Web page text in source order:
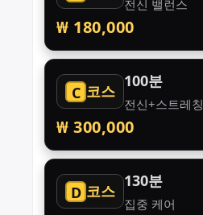
전신 밸런스
₩ 180,000
C 코스
100분
전신+스트레칭
₩ 300,000
D 코스
130분
집중 케어